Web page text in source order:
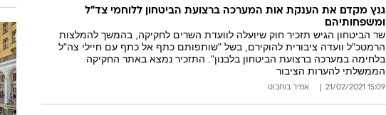
גנץ מקדם את הענקת אות המערכה ברצועת הביטחון ללוחמי צד"ל
ומשפחותיהם
שר הביטחון הגיש תזכיר חוק שיועלה לוועדת השרים לחקיקה, בהמשך להמלצות
הרמטכ"ל וועדה ציבורית להוקירם, בשל "שותפותם כתף אל כתף עם חיילי צה"ל
בלחימה במערכה ברצועת הביטחון בלבנון". התזכיר נמצא באתר החקיקה
הממשלתי להערות הציבור
15:09 21/02/2021 אמיר בוחבוט